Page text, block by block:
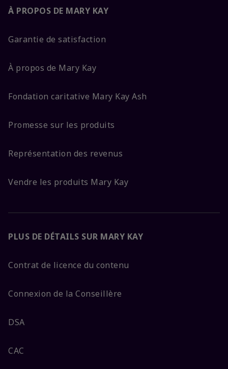
À PROPOS DE MARY KAY
Garantie de satisfaction
À propos de Mary Kay
Fondation caritative Mary Kay Ash
Promesse sur les produits
Représentation des revenus
Vendre les produits Mary Kay
PLUS DE DÉTAILS SUR MARY KAY
Contrat de licence du contenu
Connexion de la Conseillère
DSA
CAC